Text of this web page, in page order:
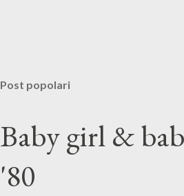
Post popolari
Baby girl &
'80